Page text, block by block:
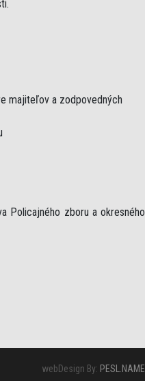
majiteľov a zodpovedných
Policajného zboru a okresného
webDesign By: PESL.NAME